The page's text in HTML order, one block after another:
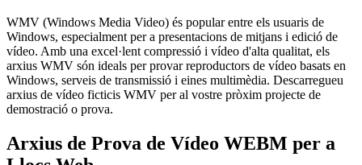
WMV (Windows Media Video) és popular entre els usuaris de
Windows, especialment per a presentacions de mitjans i edició de
vídeo. Amb una excel·lent compressió i vídeo d'alta qualitat, els
arxius WMV són ideals per provar reproductors de vídeo basats en
Windows, serveis de transmissió i eines multimèdia. Descarregueu
arxius de vídeo ficticis WMV per al vostre pròxim projecte de
demostració o prova.
Arxius de Prova de Vídeo WEBM per a